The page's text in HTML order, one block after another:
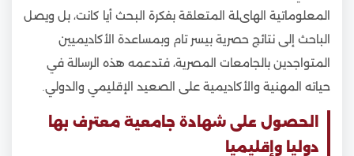
المعلوماتية الهاىلة المتعلقة بفكرة البحث أيا كانت، بل ويصل
الباحث إلى نتائج حصرية بيسر تام وبمساعدة الأكاديميين
المتواجدين بالجامعات المصرية، فتدعمه هذه الرسالة في
حياته المهنية والأكاديمية على الصعيد الإقليمي والدولي.
الحصول على شهادة جامعية معترف بها
دوليا وإقليميا